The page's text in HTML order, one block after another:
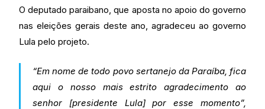
O deputado paraibano, que aposta no apoio do governo
nas eleições gerais deste ano, agradeceu ao governo
Lula pelo projeto.
“Em nome de todo povo sertanejo da Paraíba, fica
aqui o nosso mais estrito agradecimento ao
senhor [presidente Lula] por esse momento”,